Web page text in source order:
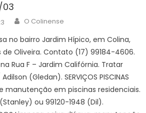
03
Author
O Colinense
no bairro Jardim Hípico, em Colina,
de Oliveira. Contato (17) 99184-4606.
Rua F – Jardim Califórnia. Tratar
(Gledan). SERVIÇOS PISCINAS
manutenção em piscinas residenciais.
ou 99120-1948 (Dil).